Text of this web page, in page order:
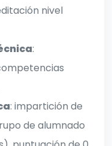
nivel
:
: impartición de
de alumnado